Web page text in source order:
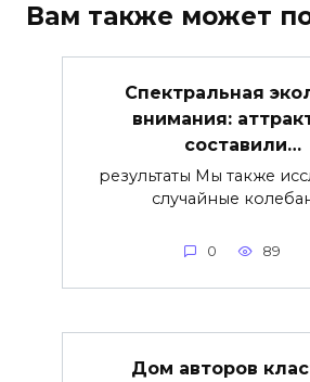
Вам также может
Спектральная
внимания:
составили…
результаты Мы также
случайные
0 89
Дом авторов